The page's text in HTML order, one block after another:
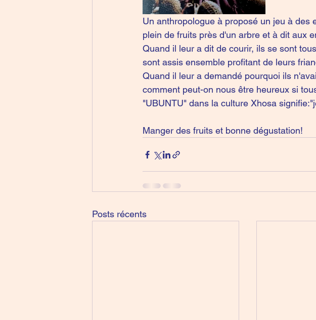
Un anthropologue à proposé un jeu à des
plein de fruits près d'un arbre et à dit aux
Quand il leur a dit de courir, ils se sont
sont assis ensemble profitant de leurs
Quand il leur a demandé pourquoi ils
comment peut-on nous être heureux si
"UBUNTU" dans la culture Xhosa
Manger des fruits et bonne dégustation!
Posts récents